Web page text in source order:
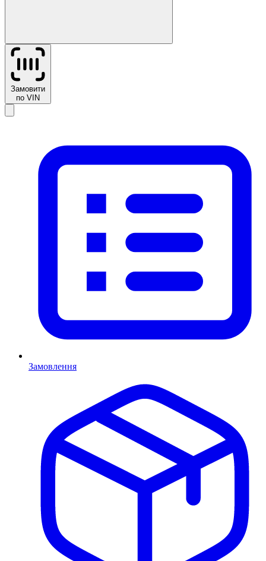
Замовити
по VIN
Замовлення